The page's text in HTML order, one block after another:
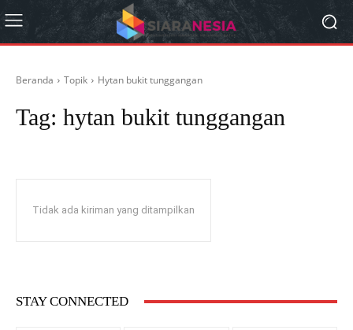
Beranda Topik Hytan bukit tunggangan
Tag: hytan bukit tunggangan
Tidak ada kiriman yang ditampilkan
STAY CONNECTED